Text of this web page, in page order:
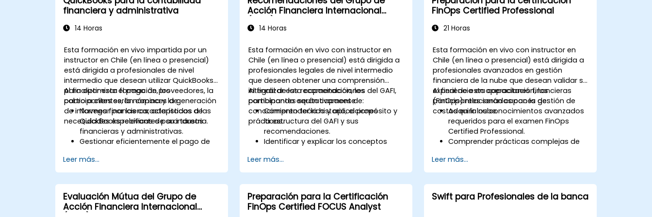
financiera y administrativa
14 Horas
Esta formación en vivo impartida por un
instructor en Chile (en línea o presencial)
está dirigida a profesionales de nivel
intermedio que desean utilizar QuickBooks
para optimizar el pago de proveedores, la
cobro a clientes, la nómina y la generación
de informes financieros, adaptados a las
necesidades específicas de su industria.
Al finalizar esta formación, los
participantes serán capaces de:
Navegar por las características de
QuickBooks relevantes para tareas
financieras y administrativas.
Gestionar eficientemente el pago de
Generar y rastrear facturas para
diversos flujos de trabajo con clientes
y proveedores.
Automatizar procesos de nómina y
gestionar los beneficios laborales de
los empleados.
Leer más...
Acción Financiera Internacional
14 Horas
Esta formación en vivo con instructor en
Chile (en línea o presencial) está dirigida a
profesionales legales de nivel intermedio
que deseen obtener una comprensión
integral de las recomendaciones del GAFI,
combinando equitativamente
conocimiento teórico y aplicaciones
prácticas.
Al finalizar esta capacitación, los
participantes serán capaces de:
Comprender la historia, el propósito y
la estructura del GAFI y sus
recomendaciones.
Identificar y explicar los conceptos
financiación del terrorismo.
Analizar e interpretar las 40
recomendaciones del GAFI y sus
implicaciones.
Desarrollar e implementar programas
de cumplimiento efectivos y
Leer más...
FinOps Certified Professional
21 Horas
Esta formación en vivo con instructor en
Chile (en línea o presencial) está dirigida a
profesionales avanzados en gestión
financiera de la nube que desean validar su
experiencia en operaciones financieras
(FinOps) relacionadas con la gestión de
costos en la nube.
Al final de esta capacitación, los
participantes serán capaces de:
Adquirir los conocimientos avanzados
requeridos para el examen FinOps
Certified Professional.
Comprender prácticas complejas de
costos, la gestión presupuestaria y la
elaboración de informes.
Desarrollar habilidades prácticas para
aplicar estrategias de FinOps en
escenarios del mundo real.
Leer más...
Evaluación Mútua del Grupo de
Acción Financiera Internacional
Preparación para la Certificación
FinOps Certified FOCUS Analyst
Swift para Profesionales de la banca